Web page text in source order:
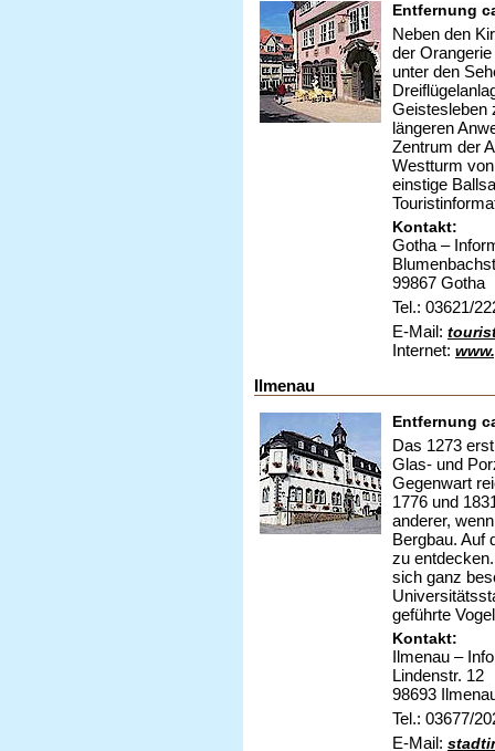
Entfernung
Neben den
der
unter den
Geistesleben
längeren
Zentrum der
Westturm
einstige
Kontakt:
Gotha –
99867 Gotha
Tel.: 03621/
E-Mail:
Internet:
Ilmenau
Entfernung
Das 1273
Glas- und
Gegenwart
1776 und
anderer,
Bergbau. Auf
zu
sich ganz
geführte
Kontakt:
Ilmenau –
Lindenstr. 12
98693
Tel.: 03677/
E-Mail: